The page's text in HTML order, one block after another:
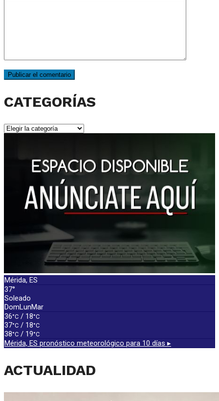
CATEGORÍAS
CATEGORÍAS
Mérida, ES
37°
Soleado
DomLunMar
36°C / 18°C
37°C / 18°C
38°C / 19°C
Mérida, ES pronóstico meteorológico para 10 días ▸
ACTUALIDAD